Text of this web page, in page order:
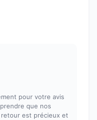
pour votre avis
que nos
est précieux et